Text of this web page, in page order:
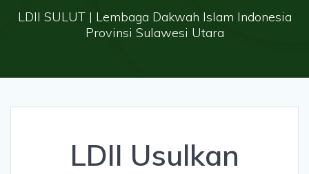
LDII SULUT | Lembaga Dakwah Islam Indonesia
Provinsi Sulawesi Utara
LDII Usulkan